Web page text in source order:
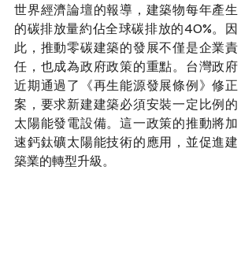
世界經濟論壇的報導，建築物每年產生
的碳排放量約佔全球碳排放的40%。因
此，推動零碳建築的發展不僅是企業責
任，也成為政府政策的重點。台灣政府
近期通過了《再生能源發展條例》修正
案，要求新建建築必須安裝一定比例的
太陽能發電設備。這一政策的推動將加
速鈣鈦礦太陽能技術的應用，並促進建
築業的轉型升級。